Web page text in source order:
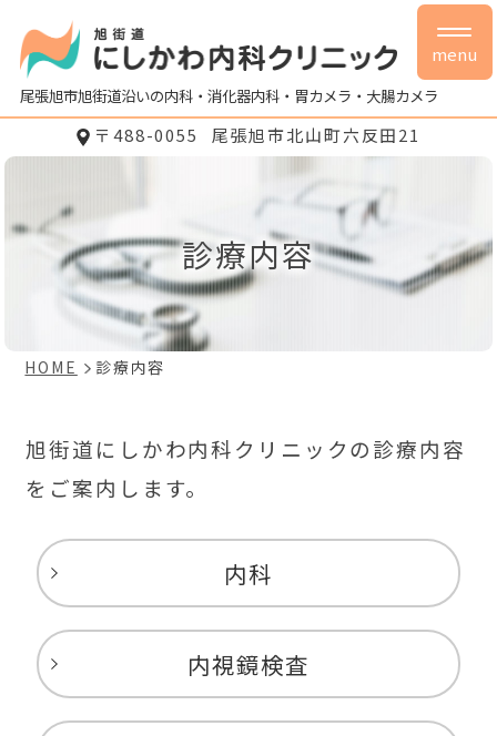
尾張旭市旭街道沿いの内科・消化器内科・胃カメラ・大腸カメラ
〒488-0055 尾張旭市北山町六反田21
menu
診療内容
HOME 診療内容
旭街道にしかわ内科クリニックの診療内容
をご案内します。
内科
内視鏡検査